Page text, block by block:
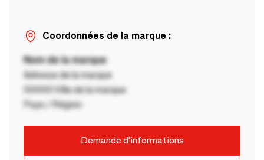
Coordonnées de la marque :
Nom de la marque
Adresse de la marque
00000 Ville de la marque
Pays / Région
Demande d'informations